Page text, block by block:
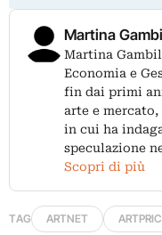
Martina
Martina
Economia e
fin dai primi
arte e
in cui ha
speculazione
Scopri di più
TAG ARTNET